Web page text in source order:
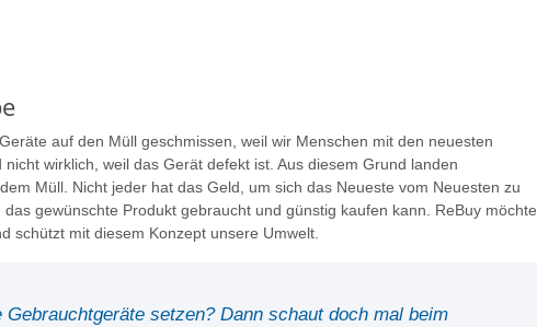
auf den Müll geschmissen, weil wir Menschen mit den neuesten
wirklich, weil das Gerät defekt ist. Aus diesem Grund landen
Müll. Nicht jeder hat das Geld, um sich das Neueste vom Neuesten zu
gewünschte Produkt gebraucht und günstig kaufen kann. ReBuy möchte
schützt mit diesem Konzept unsere Umwelt.
setzen? Dann schaut doch mal beim